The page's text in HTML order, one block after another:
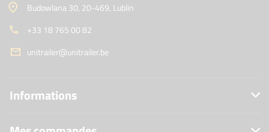
Budowlana 30, 20-469, Lublin
+33 18 765 00 82
unitrailer@unitrailer.be
Informations